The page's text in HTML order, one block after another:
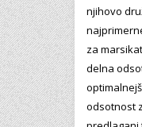
njihovo
za
delna
odsotnost